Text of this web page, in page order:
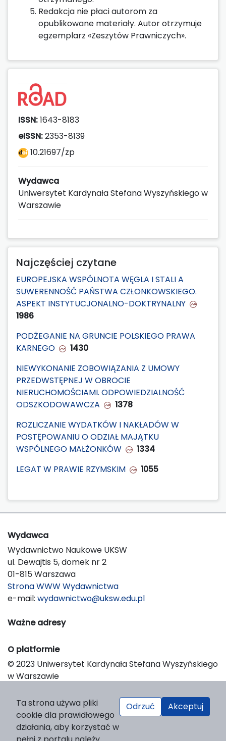
Redakcja nie płaci autorom za
opublikowane materiały. Autor otrzymuje
egzemplarz «Zeszytów Prawniczych».
ISSN:1643-8183
eISSN:2353-8139
10.21697/zp
Wydawca
Uniwersytet Kardynała Stefana Wyszyńskiego w
Warszawie
Najczęściej czytane
EUROPEJSKA WSPÓLNOTA WĘGLA I STALI A
SUWERENNOŚĆ PAŃSTWA CZŁONKOWSKIEGO.
ASPEKT INSTYTUCJONALNO-DOKTRYNALNY
1986
PODŻEGANIE NA GRUNCIE POLSKIEGO PRAWA
KARNEGO
1430
NIEWYKONANIE ZOBOWIĄZANIA Z UMOWY
PRZEDWSTĘPNEJ W OBROCIE
NIERUCHOMOŚCIAMI. ODPOWIEDZIALNOŚĆ
ODSZKODOWAWCZA
1378
ROZLICZANIE WYDATKÓW I NAKŁADÓW W
POSTĘPOWANIU O ODZIAŁ MAJĄTKU
WSPÓLNEGO MAŁŻONKÓW
1334
LEGAT W PRAWIE RZYMSKIM
1055
Wydawca
Wydawnictwo Naukowe UKSW
ul. Dewajtis 5, domek nr 2
01-815 Warszawa
Strona WWW Wydawnictwa
e-mail: wydawnictwo@uksw.edu.pl
Ważne adresy
O platformie
© 2023 Uniwersytet Kardynała Stefana Wyszyńskiego
w Warszawie
Platform & Workflow by OJS/PKP
Ta strona używa pliki
cookie dla prawidłowego
działania, aby korzystać w
Odrzuć Akceptuj